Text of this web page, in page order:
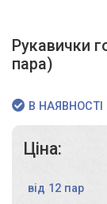
Рукавички
пара)
В НАЯВНОСТІ
Ціна:
від 12 пар